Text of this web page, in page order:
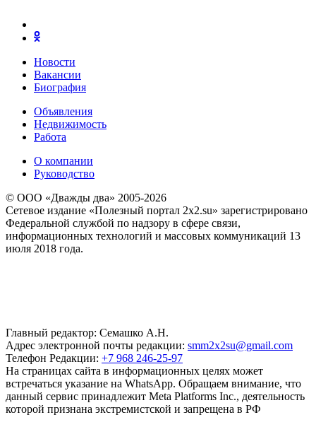
Новости
Вакансии
Биография
Объявления
Недвижимость
Работа
О компании
Руководство
© ООО «Дважды два» 2005-2026
Сетевое издание «Полезный портал 2x2.su» зарегистрировано
Федеральной службой по надзору в сфере связи,
информационных технологий и массовых коммуникаций 13
июля 2018 года.
Главный редактор: Семашко А.Н.
Адрес электронной почты редакции: smm2x2su@gmail.com
Телефон Редакции: +7 968 246-25-97
На страницах сайта в информационных целях может
встречаться указание на WhatsApp. Обращаем внимание, что
данный сервис принадлежит Meta Platforms Inc., деятельность
которой признана экстремистской и запрещена в РФ